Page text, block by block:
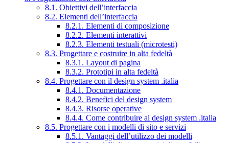
8.1. Obiettivi dell’interfaccia
8.2. Elementi dell’interfaccia
8.2.1. Elementi di composizione
8.2.2. Elementi interattivi
8.2.3. Elementi testuali (microtesti)
8.3. Progettare e costruire in alta fedeltà
8.3.1. Layout di pagina
8.3.2. Prototipi in alta fedeltà
8.4. Progettare con il design system .italia
8.4.1. Documentazione
8.4.2. Benefici del design system
8.4.3. Risorse operative
8.4.4. Come contribuire al design system .italia
8.5. Progettare con i modelli di sito e servizi
8.5.1. Vantaggi dell’utilizzo dei modelli